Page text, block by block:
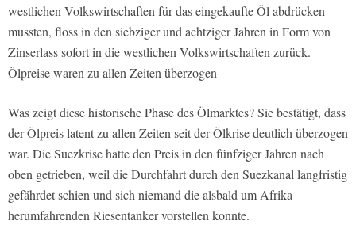
westlichen Volkswirtschaften für das eingekaufte Öl abdrücken
mussten, floss in den siebziger und achtziger Jahren in Form von
Zinserlass sofort in die westlichen Volkswirtschaften zurück.
Ölpreise waren zu allen Zeiten überzogen
Was zeigt diese historische Phase des Ölmarktes? Sie bestätigt, dass
der Ölpreis latent zu allen Zeiten seit der Ölkrise deutlich überzogen
war. Die Suezkrise hatte den Preis in den fünfziger Jahren nach
oben getrieben, weil die Durchfahrt durch den Suezkanal langfristig
gefährdet schien und sich niemand die alsbald um Afrika
herumfahrenden Riesentanker vorstellen konnte.